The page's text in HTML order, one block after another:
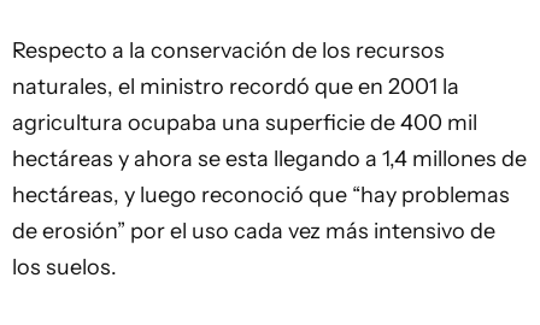
Respecto a la conservación de los recursos
naturales, el ministro recordó que en 2001 la
agricultura ocupaba una superficie de 400 mil
hectáreas y ahora se esta llegando a 1,4 millones de
hectáreas, y luego reconoció que “hay problemas
de erosión” por el uso cada vez más intensivo de
los suelos.